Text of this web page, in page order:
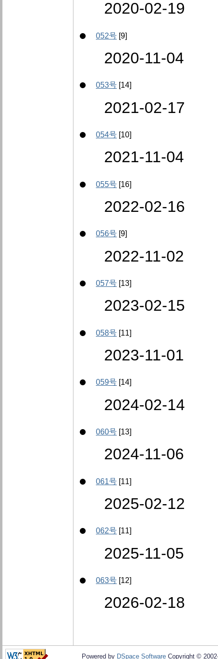
2020-02-19
052号 [9]
2020-11-04
053号 [14]
2021-02-17
054号 [10]
2021-11-04
055号 [16]
2022-02-16
056号 [9]
2022-11-02
057号 [13]
2023-02-15
058号 [11]
2023-11-01
059号 [14]
2024-02-14
060号 [13]
2024-11-06
061号 [11]
2025-02-12
062号 [11]
2025-11-05
063号 [12]
2026-02-18
Powered by DSpace Software Copyright ©